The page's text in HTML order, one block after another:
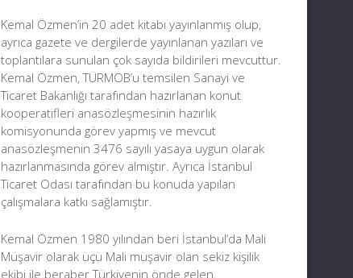
Kemal Özmen’in 20 adet kitabı yayınlanmış olup,
ayrıca gazete ve dergilerde yayınlanan yazıları ve
toplantılara sunulan çok sayıda bildirileri mevcuttur.
Kemal Özmen, TÜRMOB’u temsilen Sanayi ve
Ticaret Bakanlığı tarafından hazırlanan konut
kooperatifleri anasözleşmesinin hazırlık
komisyonunda görev yapmış ve mevcut
anasözleşmenin 3476 sayılı yasaya uygun olarak
hazırlanmasında görev almıştır. Ayrıca İstanbul
Ticaret Odası tarafından bu konuda yapılan
çalışmalara katkı sağlamıştır.
Kemal Özmen 1980 yılından beri İstanbul’da Mali
Müşavir olarak üçü Mali müşavir olan sekiz kişilik
ekibi ile beraber Türkiyenin önde gelen